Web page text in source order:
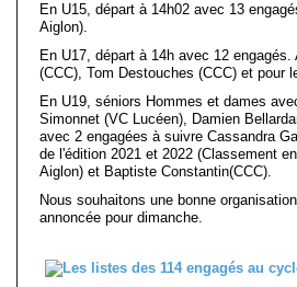
En U15, départ à 14h02 avec 13
Aiglon).
En U17, départ à 14h avec 12
(CCC), Tom Destouches (CCC) et pour
En U19, séniors Hommes et dames
Simonnet (VC Lucéen), Damien
avec 2 engagées à suivre Cassandra
de l'édition 2021 et 2022 (Classement
Aiglon) et Baptiste Constantin(CCC).
Nous souhaitons une bonne
annoncée pour dimanche.